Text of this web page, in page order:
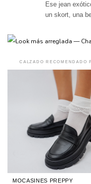
Ese jean
un skort, una
CALZADO RECOMENDADO
MOCASINES PREPPY